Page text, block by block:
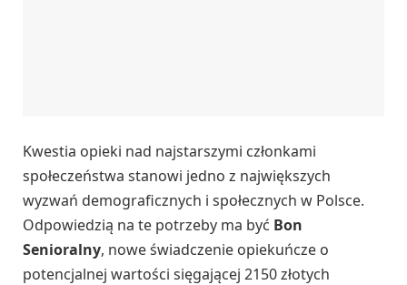
Kwestia opieki nad najstarszymi członkami
społeczeństwa stanowi jedno z największych
wyzwań demograficznych i społecznych w Polsce.
Odpowiedzią na te potrzeby ma być Bon
Senioralny, nowe świadczenie opiekuńcze o
potencjalnej wartości sięgającej 2150 złotych